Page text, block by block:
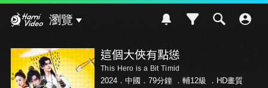
瀏覽
這個大俠有點慫
This Hero is a Bit Timid
2024．中國．79分鐘 ． 輔12級 ．HD畫質